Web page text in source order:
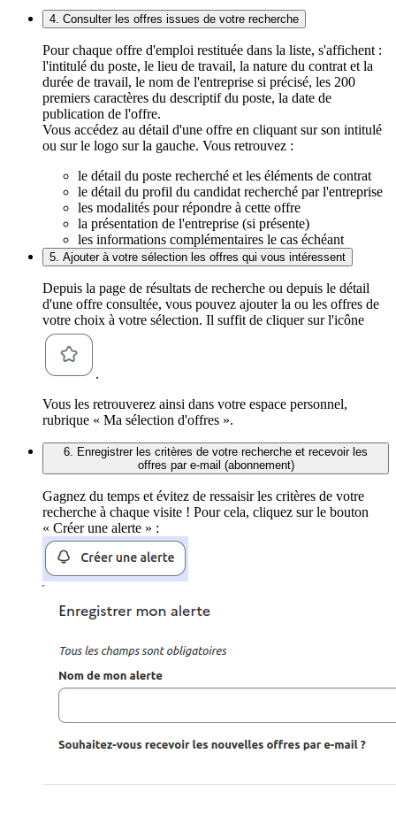
4. Consulter les offres issues de votre recherche
Pour chaque offre d'emploi restituée dans la liste, s'affichent :
l'intitulé du poste, le lieu de travail, la nature du contrat et la
durée de travail, le nom de l'entreprise si précisé, les 200
premiers caractères du descriptif du poste, la date de
publication de l'offre.
Vous accédez au détail d'une offre en cliquant sur son intitulé
ou sur le logo sur la gauche. Vous retrouvez :
le détail du poste recherché et les éléments de contrat
le détail du profil du candidat recherché par l'entreprise
les modalités pour répondre à cette offre
la présentation de l'entreprise (si présente)
les informations complémentaires le cas échéant
5. Ajouter à votre sélection les offres qui vous intéressent
Depuis la page de résultats de recherche ou depuis le détail
d'une offre consultée, vous pouvez ajouter la ou les offres de
votre choix à votre sélection. Il suffit de cliquer sur l'icône
.
Vous les retrouverez ainsi dans votre espace personnel,
rubrique « Ma sélection d'offres ».
6. Enregistrer les critères de votre recherche et recevoir les
offres par e-mail (abonnement)
Gagnez du temps et évitez de ressaisir les critères de votre
recherche à chaque visite ! Pour cela, cliquez sur le bouton
« Créer une alerte » :